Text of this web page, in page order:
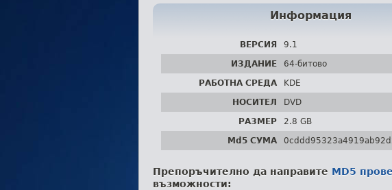
Информация
ВЕРСИЯ
9.1
ИЗДАНИЕ
64-битово
РАБОТНА СРЕДА
KDE
НОСИТЕЛ
DVD
РАЗМЕР
2.8 GB
Md5 СУМА
Препоръчително да направите MD5
възможности: